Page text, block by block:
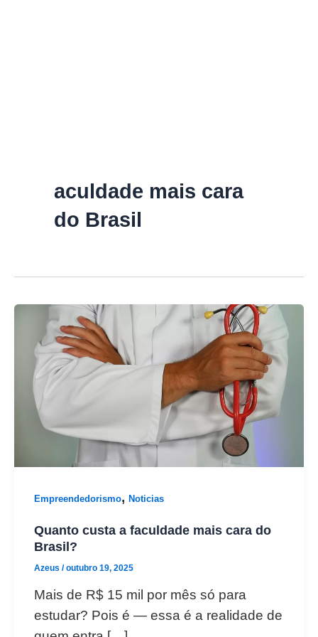
aculdade mais cara
do Brasil
Empreendedorismo, Noticias
Quanto custa a faculdade mais cara do
Brasil?
Azeus /outubro 19, 2025
Mais de R$ 15 mil por mês só para
estudar? Pois é — essa é a realidade de